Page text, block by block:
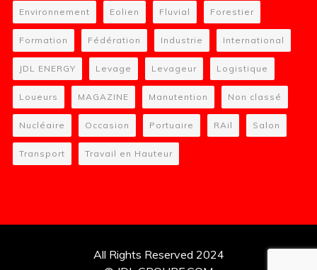
Environnement Eolien Fluvial Forestier
Formation Fédération Industrie International
JDL ENERGY Levage Levageur Logistique
Loueurs MAGAZINE Manutention Non classé
Nucléaire Occasion Portuaire RAil Salon
Transport Travail en Hauteur
All Rights Reserved 2024